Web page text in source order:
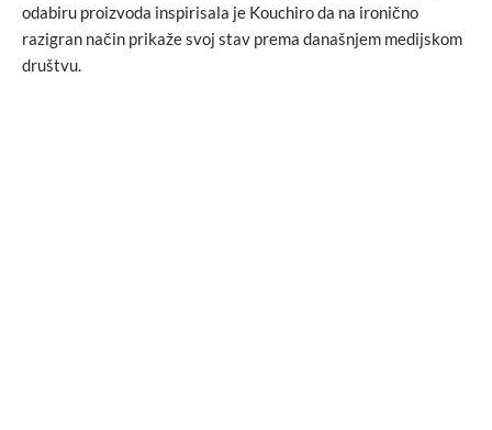
odabiru proizvoda inspirisala je Kouchiro da na ironično
razigran način prikaže svoj stav prema današnjem medijskom
društvu.